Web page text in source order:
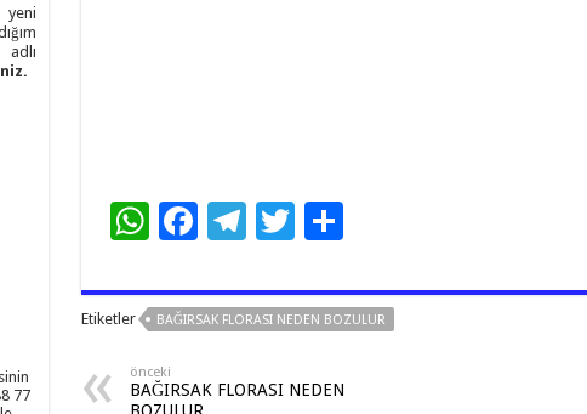
W
at
sA
p
F
e
b
o
T
e
gr
a
T
tt
er
ar
e
Etiketler BAĞIRSAK FLORASI NEDEN BOZULUR
önceki
BAĞIRSAK FLORASI NEDEN
yeni
77